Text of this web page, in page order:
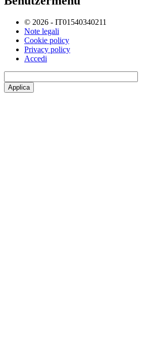
© 2026 - IT01540340211
Note legali
Cookie policy
Privacy policy
Accedi